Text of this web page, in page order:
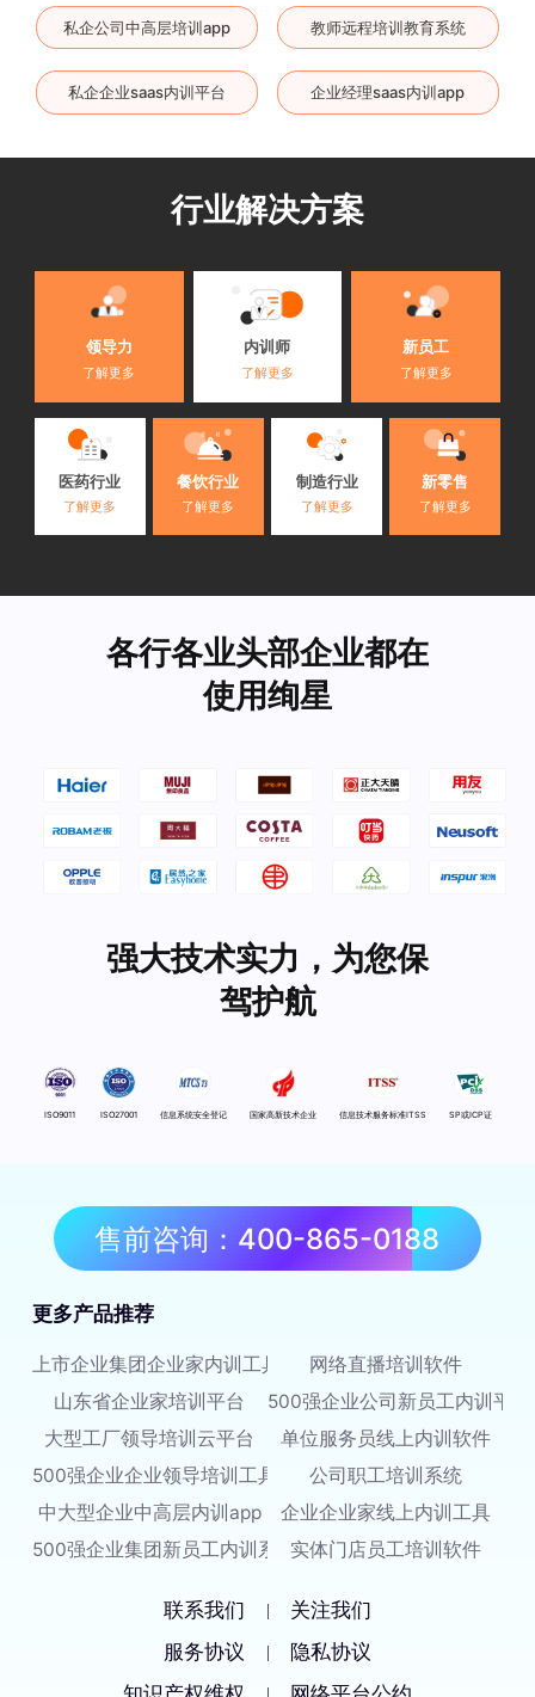
私企公司中高层培训app 教师远程培训教育系统
私企企业saas内训平台 企业经理saas内训app
行业解决方案
领导力
了解更多
内训师
了解更多
新员工
了解更多
医药行业
了解更多
餐饮行业
了解更多
制造行业
了解更多
新零售
了解更多
各行各业头部企业都在
使用绚星
强大技术实力，为您保
驾护航
ISO9011 ISO27001 信息系统安全登记 国家高新技术企业 信息技术服务标准ITSS SP或ICP证
售前咨询：400-865-0188
更多产品推荐
上市企业集团企业家内训工具
网络直播培训软件
山东省企业家培训平台
500强企业公司新员工内训平台
大型工厂领导培训云平台
单位服务员线上内训软件
500强企业企业领导培训工具
公司职工培训系统
中大型企业中高层内训app
企业企业家线上内训工具
500强企业集团新员工内训系统实体门店员工培训软件
联系我们 |
关注我们
服务协议
|
隐私协议